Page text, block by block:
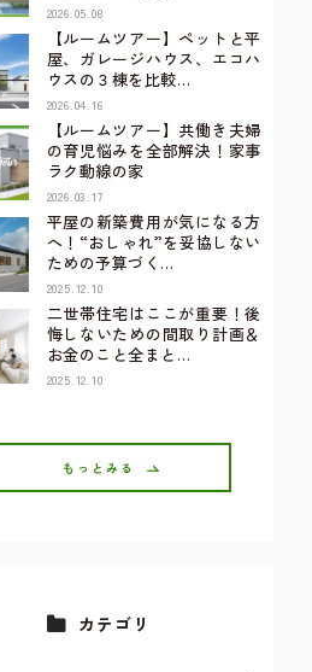
2026.05.08
【ルームツアー】ペットと平
屋、ガレージハウス、エコハ
ウスの３棟を比較…
2026.04.16
【ルームツアー】共働き夫婦
の育児悩みを全部解決！家事
ラク動線の家
2026.03.17
平屋の新築費用が気になる方
へ！“おしゃれ”を妥協しない
ための予算づく…
2025.12.10
二世帯住宅はここが重要！後
悔しないための間取り計画＆
お金のこと全まと…
2025.12.10
もっとみる
カテゴリ